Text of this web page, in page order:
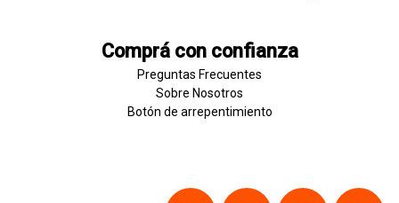
Comprá con confianza
Preguntas Frecuentes
Sobre Nosotros
Botón de ​arrepentim​​​iento